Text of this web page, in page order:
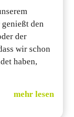
den
der
wir schon
haben,
mehr lesen